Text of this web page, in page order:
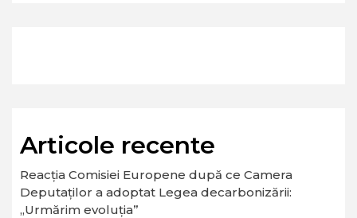
Articole recente
Reacția Comisiei Europene după ce Camera
Deputaților a adoptat Legea decarbonizării:
„Urmărim evoluția”